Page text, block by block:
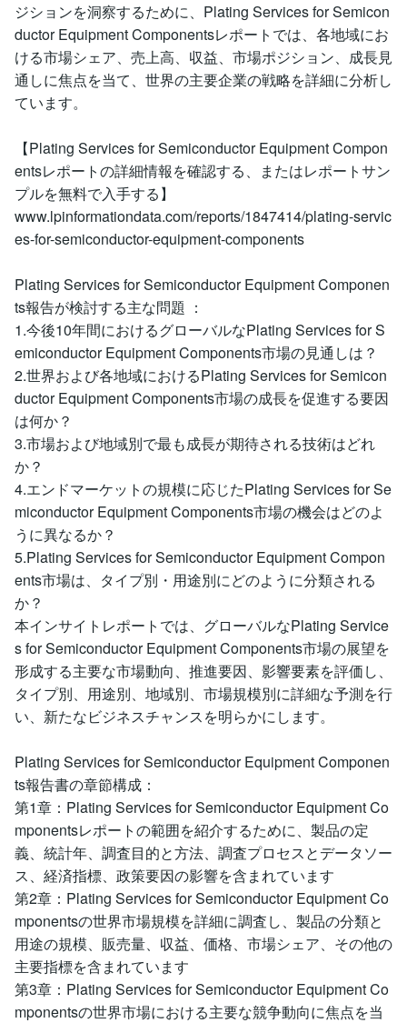
ジションを洞察するために、Plating Services for Semicon
ductor Equipment Componentsレポートでは、各地域にお
ける市場シェア、売上高、収益、市場ポジション、成長見
通しに焦点を当て、世界の主要企業の戦略を詳細に分析し
ています。
【Plating Services for Semiconductor Equipment Compon
entsレポートの詳細情報を確認する、またはレポートサン
プルを無料で入手する】
www.lpinformationdata.com/reports/1847414/plating-servic
es-for-semiconductor-equipment-components
Plating Services for Semiconductor Equipment Componen
ts報告が検討する主な問題 ：
1.今後10年間におけるグローバルなPlating Services for S
emiconductor Equipment Components市場の見通しは？
2.世界および各地域におけるPlating Services for Semicon
ductor Equipment Components市場の成長を促進する要因
は何か？
3.市場および地域別で最も成長が期待される技術はどれ
か？
4.エンドマーケットの規模に応じたPlating Services for Se
miconductor Equipment Components市場の機会はどのよ
うに異なるか？
5.Plating Services for Semiconductor Equipment Compon
ents市場は、タイプ別・用途別にどのように分類される
か？
本インサイトレポートでは、グローバルなPlating Service
s for Semiconductor Equipment Components市場の展望を
形成する主要な市場動向、推進要因、影響要素を評価し、
タイプ別、用途別、地域別、市場規模別に詳細な予測を行
い、新たなビジネスチャンスを明らかにします。
Plating Services for Semiconductor Equipment Componen
ts報告書の章節構成：
第1章：Plating Services for Semiconductor Equipment Co
mponentsレポートの範囲を紹介するために、製品の定
義、統計年、調査目的と方法、調査プロセスとデータソー
ス、経済指標、政策要因の影響を含まれています
第2章：Plating Services for Semiconductor Equipment Co
mponentsの世界市場規模を詳細に調査し、製品の分類と
用途の規模、販売量、収益、価格、市場シェア、その他の
主要指標を含まれています
第3章：Plating Services for Semiconductor Equipment Co
mponentsの世界市場における主要な競争動向に焦点を当